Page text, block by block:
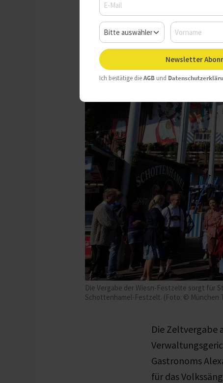
Die Vergabe der Wiesn-Festzelte sorgt für
Schottenhamel-Festzelt. (Foto: © München
Die Zeltvergabe
Gastronoms
für das
Newsletter
Ich bestätige dieAGB und